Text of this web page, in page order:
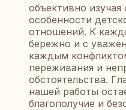
объективно
особенности
отношений. К
бережно и с
каждым
переживания и
обстоятельства.
нашей работы
благополучие и